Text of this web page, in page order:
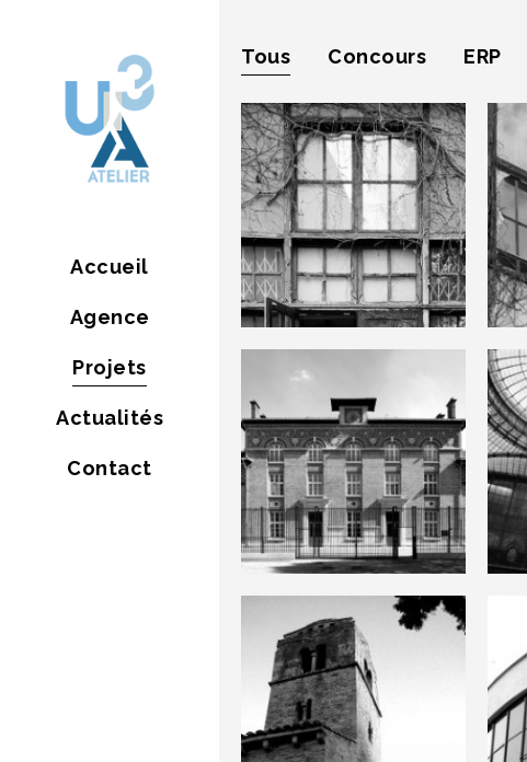
Accueil
Agence
Projets
Actualités
Contact
Tous Concours ERP
Atelier
Maurice Denis
Collège Jean
Jaurès
Chapelle de la